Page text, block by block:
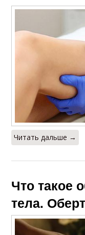
Читать дальше →
Что такое
тела.